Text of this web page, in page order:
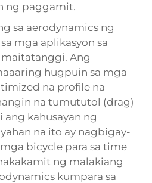
ng paggamit.
sa aerodynamics ng
mga aplikasyon sa
Ang
hugpuin sa mga
na profile na
na tumututol (drag)
kahusayan ng
na ito ay nagbigay-
bicycle para sa time
ng malakiang
kumpara sa